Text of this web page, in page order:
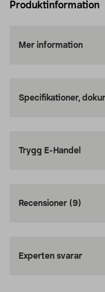
Produktinformation
Mer information
Specifikationer,
Trygg E-Handel
Recensioner (9)
Experten svarar